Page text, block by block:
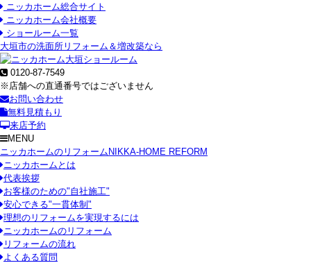
ニッカホーム総合サイト
ニッカホーム会社概要
ショールーム一覧
大垣市の洗面所リフォーム＆増改築なら
0120-87-7549
※店舗への直通番号ではございません
お問い合わせ
無料見積もり
来店予約
MENU
ニッカホームのリフォーム NIKKA-HOME REFORM
ニッカホームとは
代表挨拶
お客様のための"自社施工"
安心できる"一貫体制"
理想のリフォームを実現するには
ニッカホームのリフォーム
リフォームの流れ
よくある質問